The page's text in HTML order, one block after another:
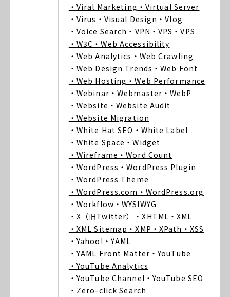
・Viral Marketing ・Virtual Server
・Virus ・Visual Design ・Vlog
・Voice Search ・VPN ・VPS ・VPS
・W3C ・Web Accessibility
・Web Analytics ・Web Crawling
・Web Design Trends ・Web Font
・Web Hosting ・Web Performance
・Webinar ・Webmaster ・WebP
・Website ・Website Audit
・Website Migration
・White Hat SEO ・White Label
・White Space ・Widget
・Wireframe ・Word Count
・WordPress ・WordPress Plugin
・WordPress Theme
・WordPress.com ・WordPress.org
・Workflow ・WYSIWYG
・X（旧Twitter）
・XHTML ・XML
・XML Sitemap ・XMP ・XPath ・XSS
・Yahoo! ・YAML
・YAML Front Matter ・YouTube
・YouTube Analytics
・YouTube Channel ・YouTube SEO
・Zero-click Search